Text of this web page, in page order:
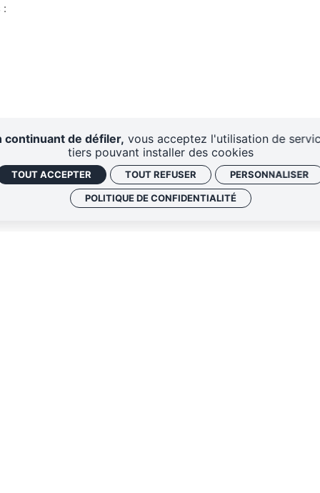
:
continuant de défiler, vous acceptez l'utilisation de
tiers pouvant installer des cookies
TOUT ACCEPTER TOUT REFUSER PERSONNALISER
POLITIQUE DE CONFIDENTIALITÉ